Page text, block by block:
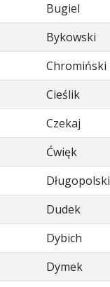
Bugiel
Bykowski
Chromiński
Cieślik
Czekaj
Ćwięk
Długopolski
Dudek
Dybich
Dymek